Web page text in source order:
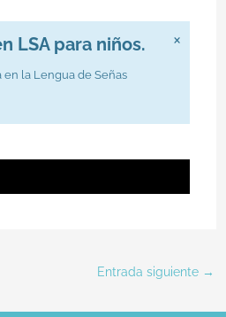
LSA para niños.
la Lengua de Señas
×
Entrada siguiente →